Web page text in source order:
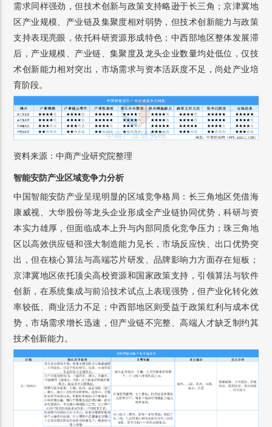
需求同样强劲，但技术创新与政策支持略逊于长三角；京津冀地
区产业规模、产业链及集聚度相对弱势，但技术创新能力与政策
支持表现亮眼，依托科研资源形成特色；中西部地区整体发展滞
后，产业规模、产业链、集聚度及龙头企业数量均处低位，仅技
术创新能力相对突出，市场需求与资本活跃度不足，尚处产业培
育阶段。
资料来源：中商产业研究院整理
智能安防产业区域竞争力分析
中国智能安防产业呈现明显的区域竞争格局：长三角地区凭借海
康威视、大华股份等龙头企业形成全产业链协同优势，科研与资
本实力雄厚，但面临成本上升与内部同质化竞争压力；珠三角地
区以高效供应链和强大制造能力见长，市场反应快、出口优势突
出，但在核心算法与高端芯片研发、品牌影响力方面存在短板；
京津冀地区依托顶尖高校资源和国家政策支持，引领算法与软件
创新，在系统集成与前沿技术试点上表现强势，但产业化转化效
率较低、商业活力不足；中西部地区则受益于政策红利与成本优
势，市场需求增长迅速，但产业链不完整、高端人才缺乏制约其
技术创新能力。